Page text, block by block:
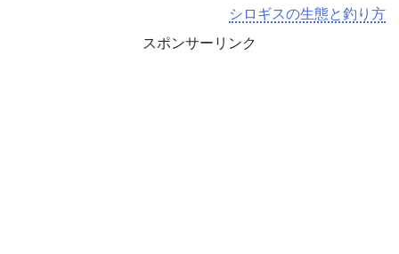
シロギスの生態と釣り方
スポンサーリンク